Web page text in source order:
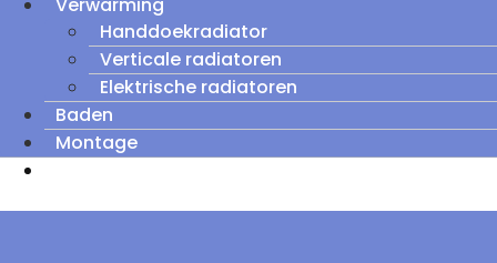
Handdoekradiator
Verticale radiatoren
Elektrische radiatoren
Baden
Montage